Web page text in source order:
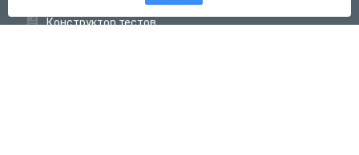
Конструктор тестов